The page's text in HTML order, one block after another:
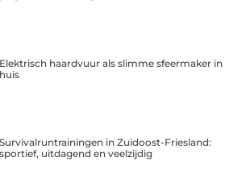
Elektrisch haardvuur als slimme sfeermaker in
huis
Survivalruntrainingen in Zuidoost-Friesland:
sportief, uitdagend en veelzijdig